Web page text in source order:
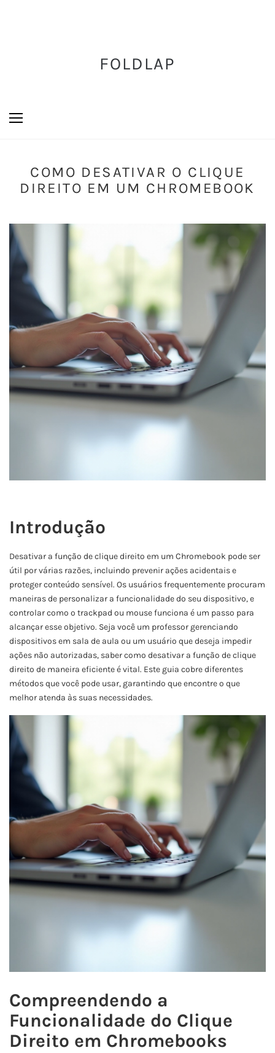
FOLDLAP
COMO DESATIVAR O CLIQUE
DIREITO EM UM CHROMEBOOK
Introdução
Desativar a função de clique direito em um Chromebook pode ser
útil por várias razões, incluindo prevenir ações acidentais e
proteger conteúdo sensível. Os usuários frequentemente procuram
maneiras de personalizar a funcionalidade do seu dispositivo, e
controlar como o trackpad ou mouse funciona é um passo para
alcançar esse objetivo. Seja você um professor gerenciando
dispositivos em sala de aula ou um usuário que deseja impedir
ações não autorizadas, saber como desativar a função de clique
direito de maneira eficiente é vital. Este guia cobre diferentes
métodos que você pode usar, garantindo que encontre o que
melhor atenda às suas necessidades.
Compreendendo a
Funcionalidade do Clique
Direito em Chromebooks